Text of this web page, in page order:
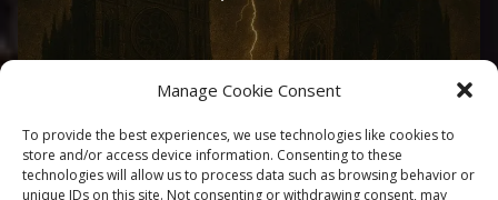
Manage Cookie Consent
To provide the best experiences, we use technologies like cookies to
store and/or access device information. Consenting to these
technologies will allow us to process data such as browsing behavior or
unique IDs on this site. Not consenting or withdrawing consent, may